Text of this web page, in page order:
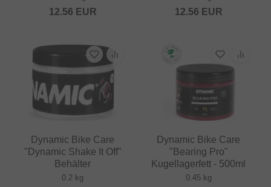
12.56 EUR 12.56 EUR
Dynamic Bike Care
"Dynamic Shake It Off"
Behälter
0.2 kg
Dynamic Bike Care
"Bearing Pro"
Kugellagerfett - 500ml
0.45 kg